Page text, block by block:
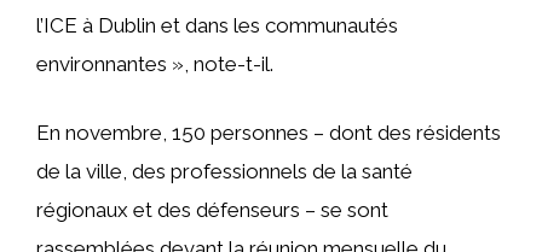
l’ICE à Dublin et dans les communautés
environnantes », note-t-il.
En novembre, 150 personnes – dont des résidents
de la ville, des professionnels de la santé
régionaux et des défenseurs – se sont